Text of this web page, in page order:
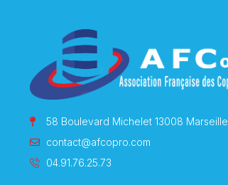
58 Boulevard Michelet 13008 Marseille
contact@afcopro.com
04.91.76.25.73